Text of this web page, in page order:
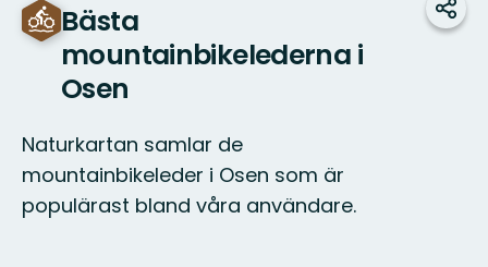
Bästa
mountainbikelederna i
Osen
Naturkartan samlar de
mountainbikeleder i Osen som är
populärast bland våra användare.
Jaa